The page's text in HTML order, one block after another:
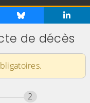
de décès
Étape
2